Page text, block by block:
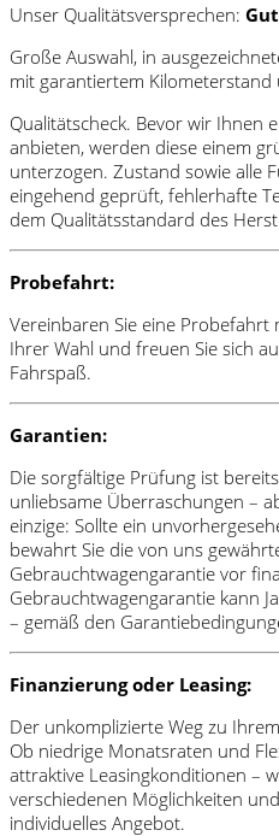
Unser Qualitätsversprechen:
Große Auswahl, in
mit garantiertem Kilometerstand
Qualitätscheck. Bevor wir Ihnen
anbieten, werden diese einem
unterzogen. Zustand sowie alle
eingehend geprüft, fehlerhafte
dem Qualitätsstandard des
Probefahrt:
Vereinbaren Sie eine
Ihrer Wahl und freuen Sie sich
Fahrspaß.
Garantien:
Die sorgfältige Prüfung ist
unliebsame Überraschungen –
einzige: Sollte ein
bewahrt Sie die von uns
Gebrauchtwagengarantie vor
Gebrauchtwagengarantie kann
– gemäß den
Finanzierung oder Leasing:
Der unkomplizierte Weg zu
Ob niedrige Monatsraten und
attraktive Leasingkonditionen –
verschiedenen Möglichkeiten
individuelles Angebot.